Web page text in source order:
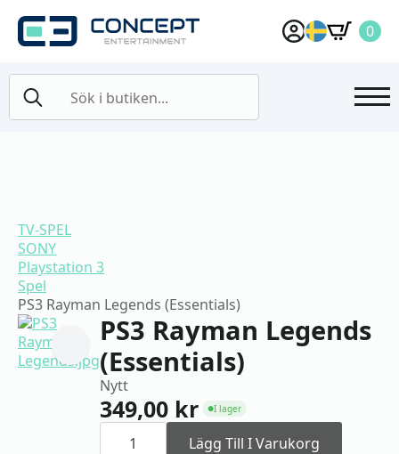
0
for:
TV-SPEL
SONY
Playstation 3
Spel
PS3 Rayman Legends (Essentials)
PS3 Rayman Legends
(Essentials)
Nytt
349,00 kr ●I lager
PS3
Rayman
Lägg Till I Varukorg